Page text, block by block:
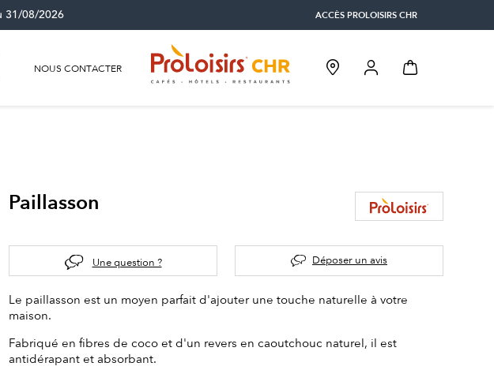
ACCÈS PROLOISIRS CHR
31/08/2026
NOUS CONTACTER
Paillasson
Une question ? Déposer un avis
Le paillasson est un moyen parfait d'ajouter une touche naturelle à votre
maison.
Fabriqué en fibres de coco et d'un revers en caoutchouc naturel, il est
antidérapant et absorbant.